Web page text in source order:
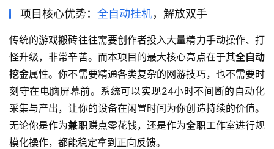
项目核心优势： 全自动挂机，解放双手
传统的游戏搬砖往往需要创作者投入大量精力手动操作、打
怪升级，非常辛苦。而本项目的最大核心亮点在于其全自动
挖金属性。你不需要精通各类复杂的网游技巧，也不需要时
刻守在电脑屏幕前。系统可以实现24小时不间断的自动化
采集与产出，让你的设备在闲置时间为你创造持续的价值。
无论你是作为兼职赚点零花钱，还是作为全职工作室进行规
模化操作，都能稳定拿到正向反馈。